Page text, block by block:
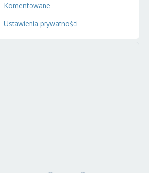
Komentowane
Ustawienia prywatności